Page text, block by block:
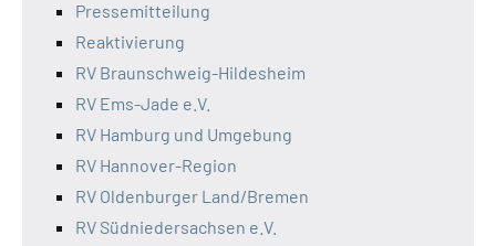
Pressemitteilung
Reaktivierung
RV Braunschweig-Hildesheim
RV Ems-Jade e.V.
RV Hamburg und Umgebung
RV Hannover-Region
RV Oldenburger Land/Bremen
RV Südniedersachsen e.V.